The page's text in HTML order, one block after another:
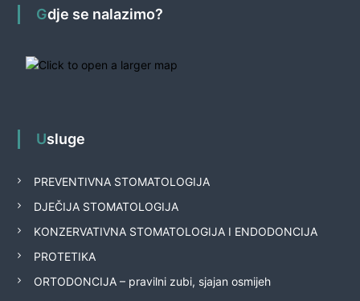
Gdje se nalazimo?
Usluge
PREVENTIVNA STOMATOLOGIJA
DJEČIJA STOMATOLOGIJA
KONZERVATIVNA STOMATOLOGIJA I ENDODONCIJA
PROTETIKA
ORTODONCIJA – pravilni zubi, sjajan osmijeh